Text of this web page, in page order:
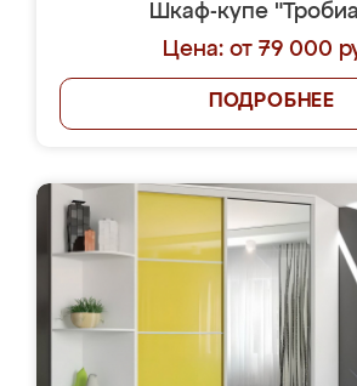
Шкаф-купе
Цена: от 79 000
ПОДРОБНЕЕ